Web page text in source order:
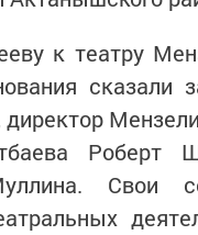
к театру
сказали
Роберт
Свои